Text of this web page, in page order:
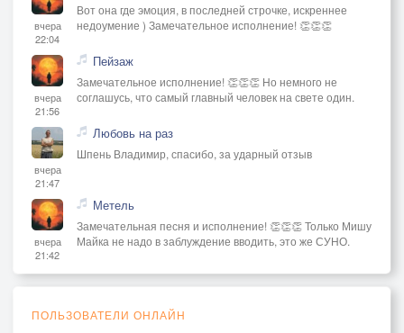
вчера
22:04
Вот она где эмоция, в последней строчке, искреннее
недоумение ) Замечательное исполнение! 👏👏👏
вчера
21:56
Пейзаж
Замечательное исполнение! 👏👏👏 Но немного не
соглашусь, что самый главный человек на свете один.
вчера
21:47
Любовь на раз
Шпень Владимир, спасибо, за ударный отзыв
вчера
21:42
Метель
Замечательная песня и исполнение! 👏👏👏 Только Мишу
Майка не надо в заблуждение вводить, это же СУНО.
ПОЛЬЗОВАТЕЛИ ОНЛАЙН